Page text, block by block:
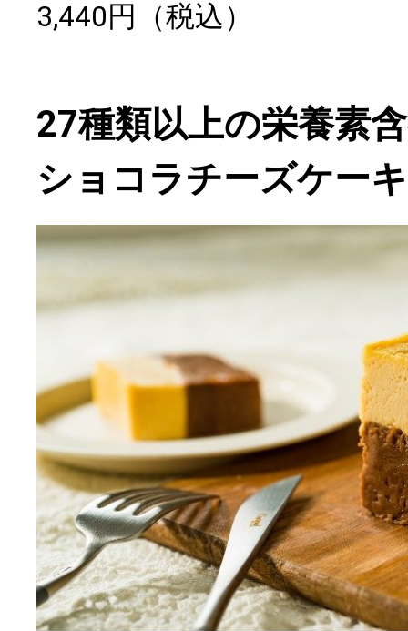
3,440円（税込）
27種類以上の栄養素
ショコラチーズケーキ